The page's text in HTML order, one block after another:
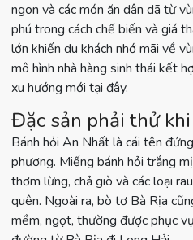
ngon và các món ăn dân dã từ
phú trong cách chế biến và giá
lớn khiến du khách nhớ mãi về
mô hình nhà hàng sinh thái kết
xu hướng mới tại đây.
Đặc sản phải thử
Bánh hỏi An Nhất là cái tên
phương. Miếng bánh hỏi trắng
thơm lừng, chả giò và các loại
quên. Ngoài ra, bò tơ Bà Rịa
mềm, ngọt, thường được phục